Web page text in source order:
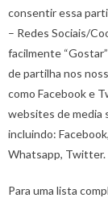
consentir essa
– Redes Sociais/
facilmente
de partilha nos
como Facebook e
websites de media
incluindo:
Whatsapp, Twitter.
Para uma lista